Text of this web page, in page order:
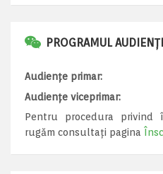
PROGRAMUL
Audiențe primar:
Audiențe viceprimar:
Pentru procedura privind
rugăm consultați pagina